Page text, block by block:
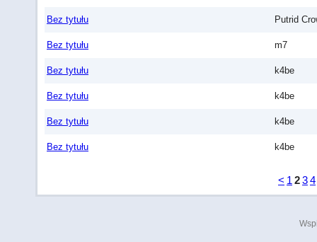
Bez tytułu Putrid
Bez tytułu m7
Bez tytułu k4be
Bez tytułu k4be
Bez tytułu k4be
Bez tytułu k4be
< 1 234